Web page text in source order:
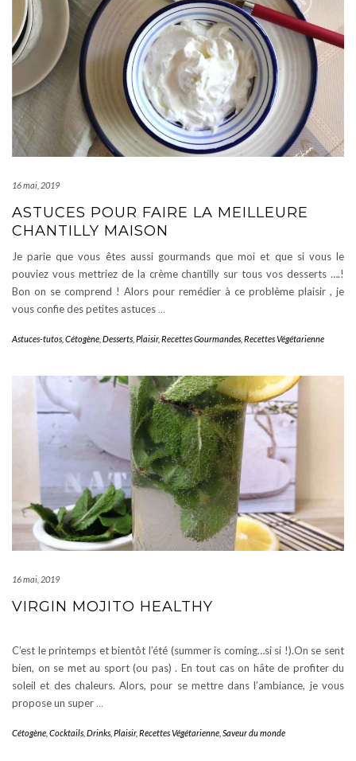
16 mai, 2019
ASTUCES POUR FAIRE LA MEILLEURE
CHANTILLY MAISON
Je parie que vous êtes aussi gourmands que moi et que si vous le
pouviez vous mettriez de la crème chantilly sur tous vos desserts ….!
Bon on se comprend ! Alors pour remédier à ce problème plaisir , je
vous confie des petites astuces…
Astuces-tutos Cétogène Desserts Plaisir, Recettes Gourmandes Recettes Végétarienne
16 mai, 2019
VIRGIN MOJITO HEALTHY
C’est le printemps et bientôt l’été (summer is coming…si si !).On se sent
bien, on se met au sport (ou pas) . En tout cas on hâte de profiter du
soleil et des chaleurs. Alors, pour se mettre dans l’ambiance, je vous
propose un super…
Cétogène Cocktails Drinks Plaisir, Recettes Végétarienne Saveur du monde